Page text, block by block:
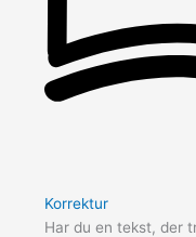
Korrektur
Har du en tekst, der